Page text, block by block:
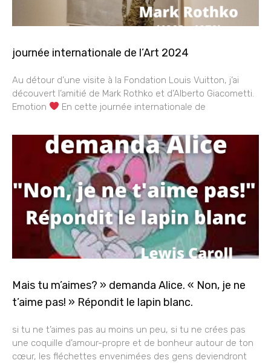
journée internationale de l’Art 2024
Au détour d’une visite à la Fondation Louis Vuitton, j’ai
découvert l’amitié de Mark Rothko et d’Alberto Giacometti.
Emotion
En cette journée internationale de
Mais tu m’aimes? » demanda Alice. « Non, je ne
t’aime pas! » Répondit le lapin blanc.
si tu ne t’aimes pas au moins un peu, si tu ne crées pas
une coquille d’amour-propre et de bonheur autour de ton
cœur, les fléchettes envenimées des gens deviendront